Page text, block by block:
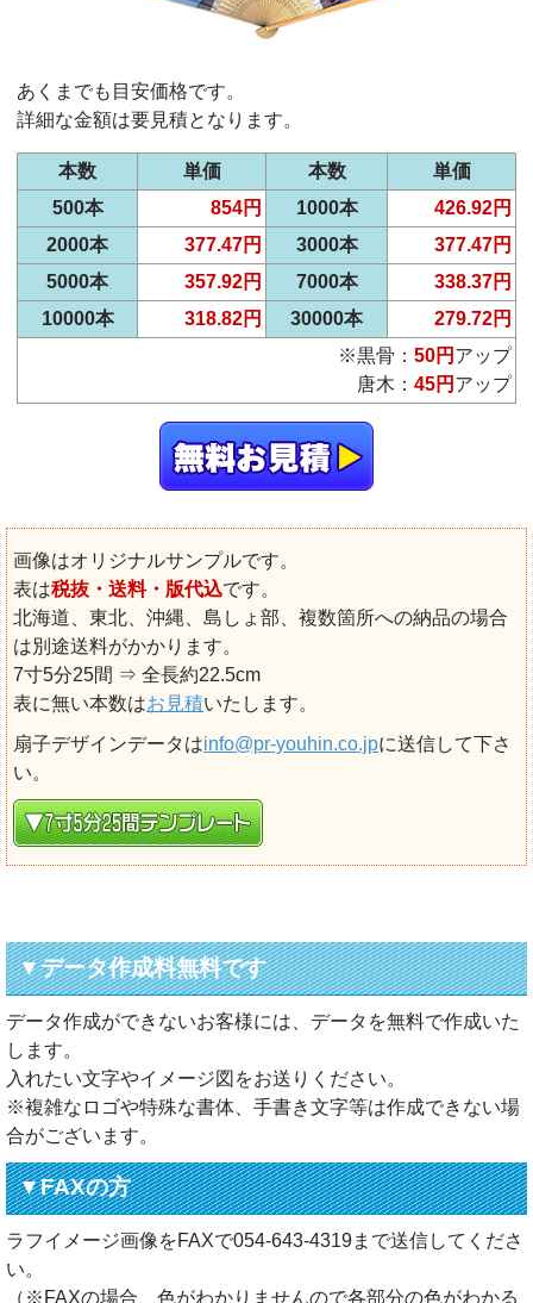
あくまでも目安価格です。
詳細な金額は要見積となります。
本数 単価 本数
単価
500本
854円 1000本
426.92円
2000本
377.47円 3000本
377.47円
5000本
357.92円 7000本
338.37円
10000本
318.82円 30000本
279.72円
※黒骨： 50円 アップ
唐木： 45円 アップ
画像はオリジナルサンプルです。
表は税抜・送料・版代込です。
北海道、東北、沖縄、島しょ部、複数箇所への納品の場合
は別途送料がかかります。
7寸5分25間 ⇒ 全長約22.5cm
表に無い本数はお見積いたします。
扇子デザインデータはinfo@pr-youhin.co.jpに送信して下さ
い。
▼データ作成料無料です
データ作成ができないお客様には、データを無料で作成いた
します。
入れたい文字やイメージ図をお送りください。
※複雑なロゴや特殊な書体、手書き文字等は作成できない場
合がございます。
▼FAXの方
ラフイメージ画像をFAXで054-643-4319まで送信してくださ
い。
（※FAXの場合、色がわかりませんので各部分の色がわかる